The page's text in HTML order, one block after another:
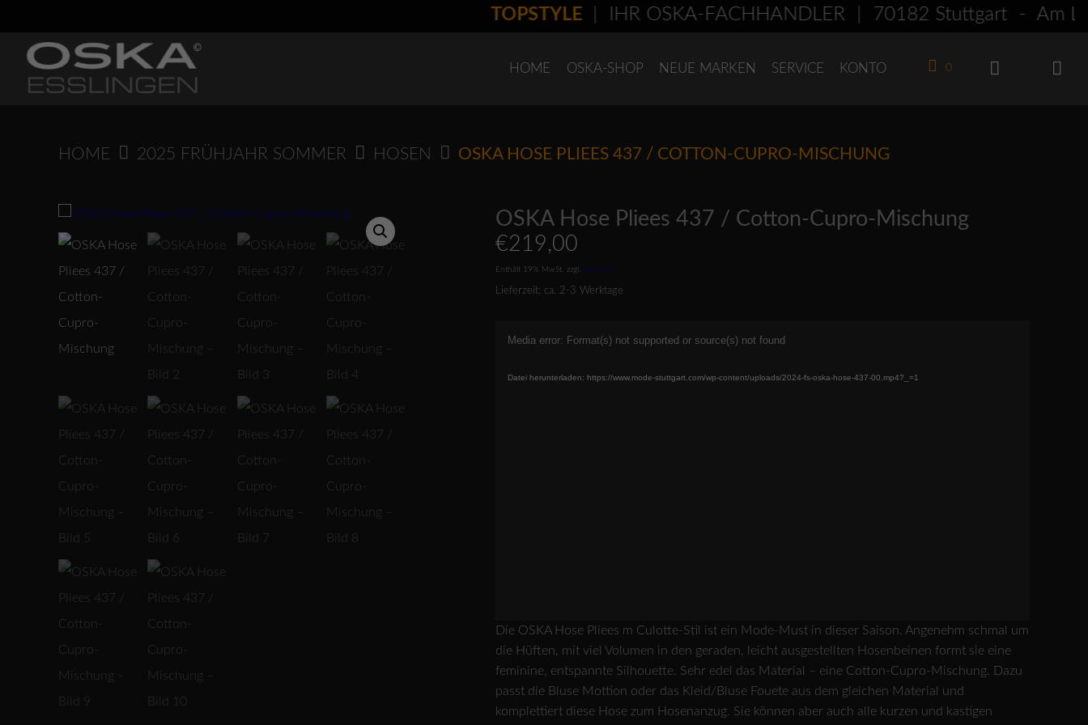
TOPSTYLE| IHR OSKA-FACHHÄNDLER | 70182 Stuttgart - Am
HOME OSKA-SHOP NEUE MARKEN SERVICE KONTO 0
HOME 2025 FRÜHJAHR SOMMER HOSEN OSKA HOSE PLIEES 437 / COTTON-CUPRO-MISCHUNG
OSKA Hose Pliees 437 / Cotton-Cupro-Mischung
€219,00
Enthält 19% MwSt. zzgl. Versand
Lieferzeit: ca. 2-3 Werktage
Media error: Format(s) not supported or source(s) not found
Datei herunterladen: https://www.mode-stuttgart.com/wp-content/uploads/2024-fs-oska-hose-437-00.mp4?_=1
Die OSKA Hose Pliees m Culotte-Stil ist ein Mode-Must in dieser Saison. Angenehm schmal um
die Hüften, mit viel Volumen in den geraden, leicht ausgestellten Hosenbeinen formt sie eine
feminine, entspannte Silhouette. Sehr edel das Material – eine Cotton-Cupro-Mischung. Dazu
passt die Bluse Mottion oder das Kleid/Bluse Fouete aus dem gleichen Material und
komplettiert diese Hose zum Hosenanzug. Sie können aber auch alle kurzen und kastigen